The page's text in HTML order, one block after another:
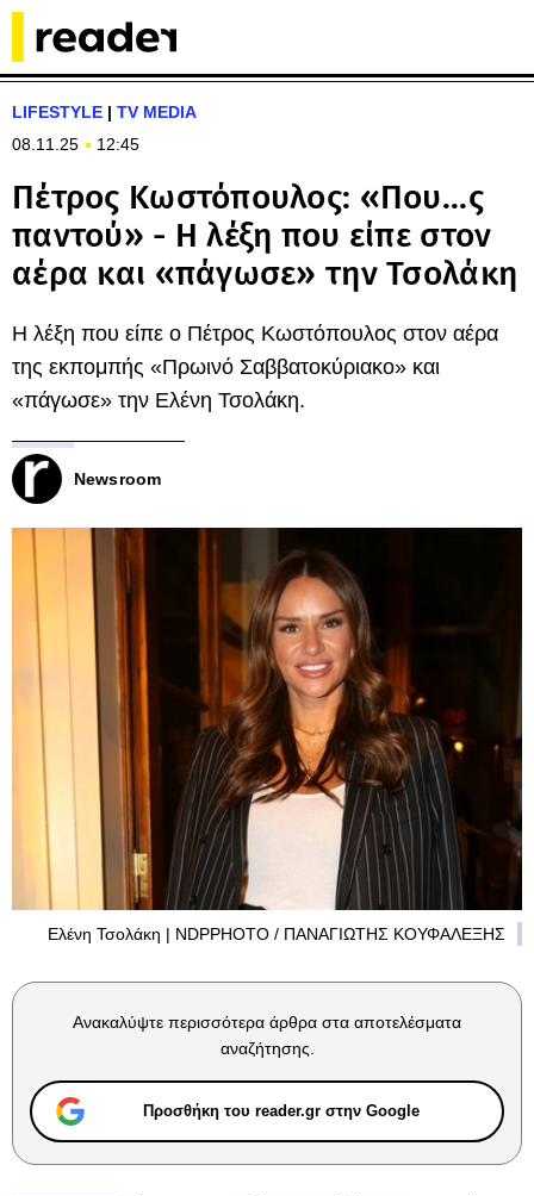
LIFESTYLE | TV MEDIA
08.11.25
12:45
Πέτρος Κωστόπουλος: «Που...ς
παντού» - Η λέξη που είπε στον
αέρα και «πάγωσε» την Τσολάκη
Η λέξη που είπε ο Πέτρος Κωστόπουλος στον αέρα
της εκπομπής «Πρωινό Σαββατοκύριακο» και
«πάγωσε» την Ελένη Τσολάκη.
Newsroom
Ελένη Τσολάκη | NDPPHOTO / ΠΑΝΑΓΙΩΤΗΣ ΚΟΥΦΑΛΕΞΗΣ
Ανακαλύψτε περισσότερα άρθρα στα αποτελέσματα
αναζήτησης.
Προσθήκη του reader.gr στην Google